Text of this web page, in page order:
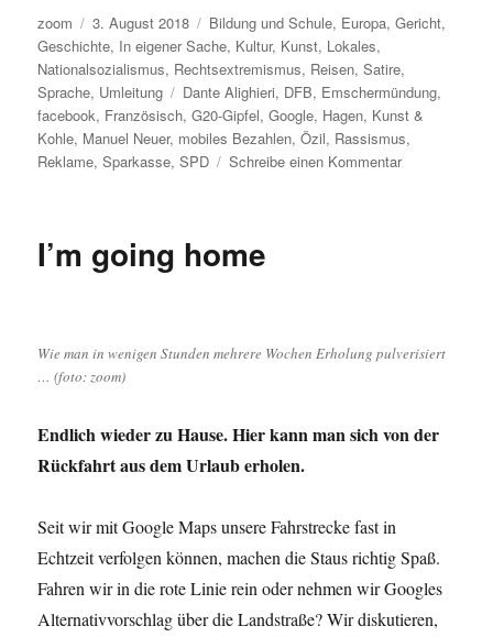
Autor
zoom
Veröffentlicht
am
3. August 2018 Kategorien
Bildung und Schule, Europa,Gericht,
Geschichte, In eigener Sache, Kultur, Kunst, Lokales,
Nationalsozialismus, Rechtsextremismus, Reisen,Satire,
Sprache, Umleitung Schlagwörter
Dante Alighieri, DFB, Emschermündung,
facebook, Französisch,G20-Gipfel,Google, Hagen, Kunst &
Kohle, Manuel Neuer, mobiles Bezahlen,Özil, Rassismus,
Reklame,Sparkasse,SPD Schreibe einen Kommentarzu
G20-
I’m going home
Wie man in wenigen Stunden mehrere Wochen Erholung pulverisiert
… (foto: zoom)
Endlich wieder zu Hause. Hier kann man sich von der
Rückfahrt aus dem Urlaub erholen.
Seit wir mit Google Maps unsere Fahrstrecke fast in
Echtzeit verfolgen können, machen die Staus richtig Spaß.
Fahren wir in die rote Linie rein oder nehmen wir Googles
Alternativvorschlag über die Landstraße? Wir diskutieren,